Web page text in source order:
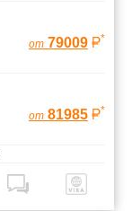
от 79009 *
от 81985 *